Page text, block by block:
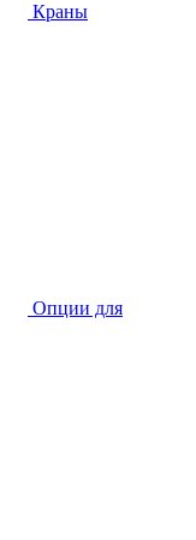
Краны
Опции для